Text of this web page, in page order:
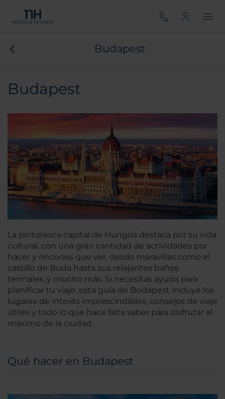
Budapest
Budapest
La pintoresca capital de Hungría destaca por su vida
cultural, con una gran cantidad de actividades por
hacer y rincones que ver, desde maravillas como el
castillo de Buda hasta sus relajantes baños
termales, y mucho más. Si necesitas ayuda para
planificar tu viaje, esta guía de Budapest incluye los
lugares de interés imprescindibles, consejos de viaje
útiles y todo lo que hace falta saber para disfrutar al
máximo de la ciudad.
Qué hacer en Budapest